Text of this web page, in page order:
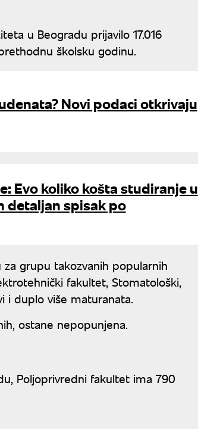
u Beogradu prijavilo 17.016
školsku godinu.
Novi podaci otkrivaju
Evo koliko košta studiranje u
detaljan spisak po
grupu takozvanih popularnih
fakultet, Stomatološki,
i duplo više maturanata.
ostane nepopunjena.
Poljoprivredni fakultet ima 790